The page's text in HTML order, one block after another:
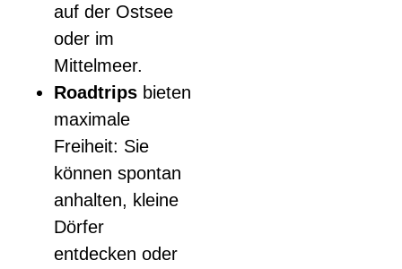
auf der Ostsee
oder im
Mittelmeer.
Roadtrips bieten
maximale
Freiheit: Sie
können spontan
anhalten, kleine
Dörfer
entdecken oder